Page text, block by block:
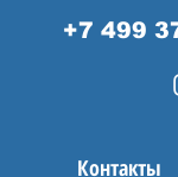
+7 499
Контакты